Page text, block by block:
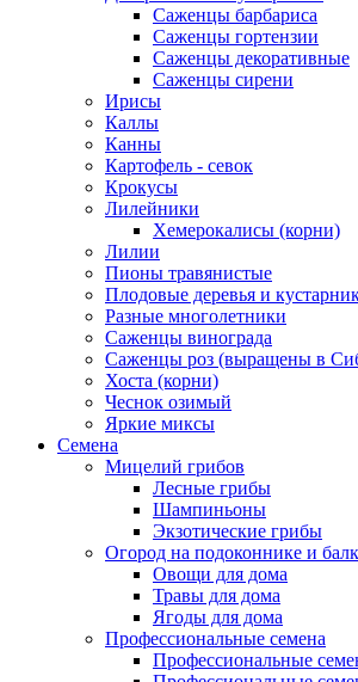
Саженцы барбариса
Саженцы гортензии
Саженцы декоративные
Саженцы сирени
Ирисы
Каллы
Канны
Картофель - севок
Крокусы
Лилейники
Хемерокалисы (корни)
Лилии
Пионы травянистые
Плодовые деревья и
Разные многолетники
Саженцы винограда
Саженцы роз (выращены в
Хоста (корни)
Чеснок озимый
Яркие миксы
Семена
Мицелий грибов
Лесные грибы
Шампиньоны
Экзотические грибы
Огород на подоконнике и
Овощи для дома
Травы для дома
Ягоды для дома
Профессиональные семена
Профессиональные